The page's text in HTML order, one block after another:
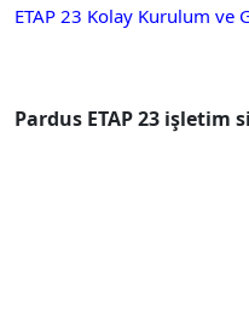
ETAP 23 Kolay Kurulum ve
Pardus ETAP 23